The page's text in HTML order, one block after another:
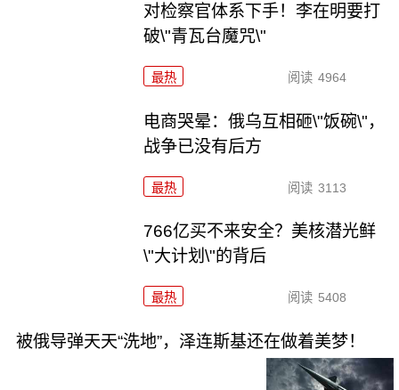
对检察官体系下手！李在明要打
破\"青瓦台魔咒\"
最热 阅读 4964
电商哭晕：俄乌互相砸\"饭碗\"，
战争已没有后方
最热 阅读 3113
766亿买不来安全？美核潜光鲜
\"大计划\"的背后
最热 阅读 5408
被俄导弹天天“洗地”，泽连斯基还在做着美梦！